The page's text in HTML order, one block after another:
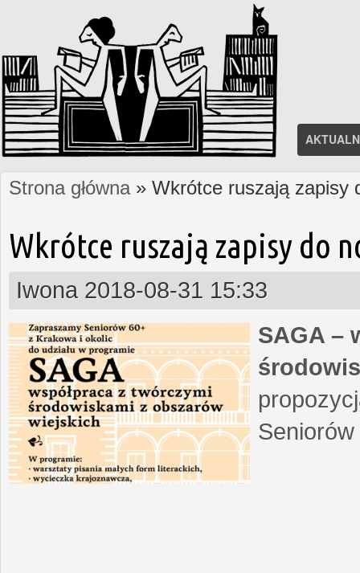
Jesteś tutaj
Strona główna» Wkrótce ruszają zapisy
Wkrótce ruszają zapisy do
Iwona 2018-08-31 15:33
SAGA –